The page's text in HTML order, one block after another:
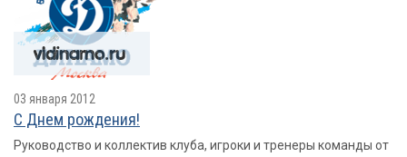
03 января 2012
С Днем рождения!
Руководство и коллектив клуба, игроки и тренеры команды от